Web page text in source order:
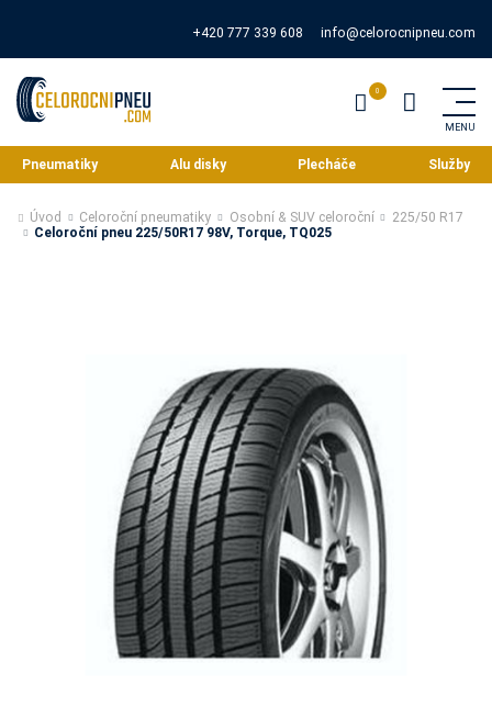
+420 777 339 608 info@celorocnipneu.com
Pneumatiky Alu disky Plecháče Služby
Úvod Celoroční pneumatiky Osobní & SUV celoroční
225/50 R17
Celoroční pneu 225/50R17 98V, Torque, TQ025